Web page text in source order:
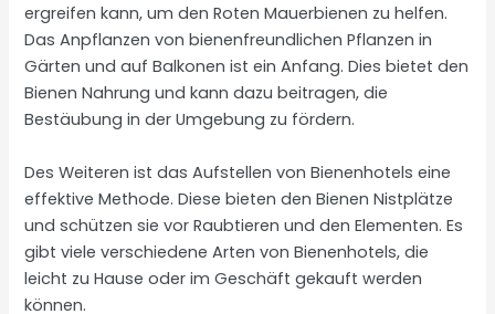
ergreifen kann, um den Roten Mauerbienen zu helfen.
Das Anpflanzen von bienenfreundlichen Pflanzen in
Gärten und auf Balkonen ist ein Anfang. Dies bietet den
Bienen Nahrung und kann dazu beitragen, die
Bestäubung in der Umgebung zu fördern.
Des Weiteren ist das Aufstellen von Bienenhotels eine
effektive Methode. Diese bieten den Bienen Nistplätze
und schützen sie vor Raubtieren und den Elementen. Es
gibt viele verschiedene Arten von Bienenhotels, die
leicht zu Hause oder im Geschäft gekauft werden
können.